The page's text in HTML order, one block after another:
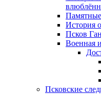
История
Псков
Военная
Псковские